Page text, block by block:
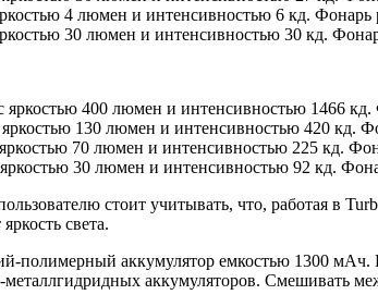
4 люмен и интенсивностью 6 кд.
30 люмен и интенсивностью 30 кд.
яркостью 400 люмен и интенсивностью 1466
130 люмен и интенсивностью 420 кд.
70 люмен и интенсивностью 225 кд.
30 люмен и интенсивностью 92 кд.
стоит учитывать, что, работая в
света.
полимерный аккумулятор емкостью 1300
металлгидридных аккумуляторов. Смешивать